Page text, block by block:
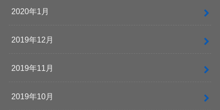
2020年1月
2019年12月
2019年11月
2019年10月